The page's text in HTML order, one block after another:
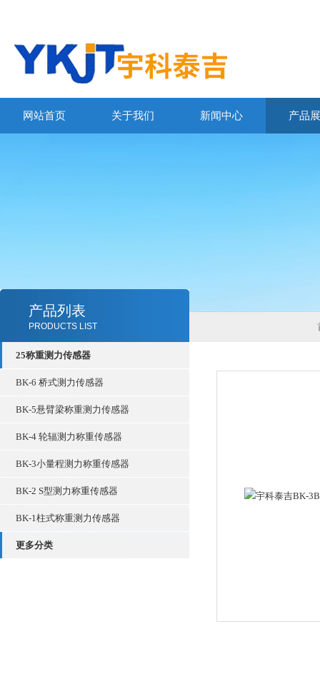
网站首页 关于我们 新闻中心 产品
产品列表
PRODUCTS LIST
25称重测力传感器
BK-6 桥式测力传感器
BK-5悬臂梁称重测力传感器
BK-4 轮辐测力称重传感器
BK-3小量程测力称重传感器
BK-2 S型测力称重传感器
BK-1柱式称重测力传感器
更多分类